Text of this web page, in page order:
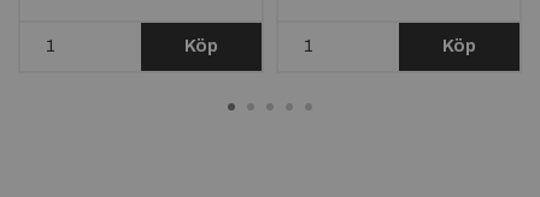
Köp Köp